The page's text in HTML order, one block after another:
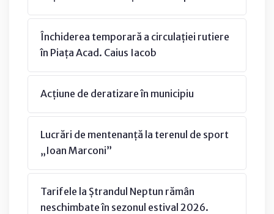
Închiderea temporară a circulației rutiere
în Piața Acad. Caius Iacob
Acțiune de deratizare în municipiu
Lucrări de mentenanță la terenul de sport
„Ioan Marconi”
Tarifele la Ștrandul Neptun rămân
neschimbate în sezonul estival 2026.